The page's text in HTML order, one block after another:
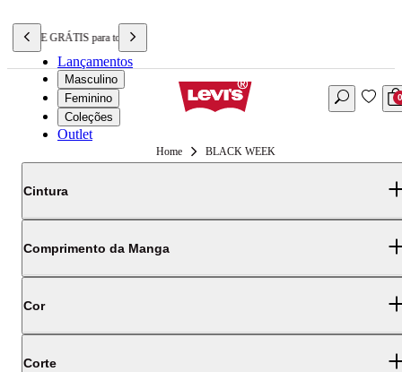
FRETE GRÁTIS para todo o BRASIL
Lançamentos
Masculino
Feminino
Coleções
Outlet
0
BLACK WEEK
Cintura
Comprimento da Manga
Cor
Corte